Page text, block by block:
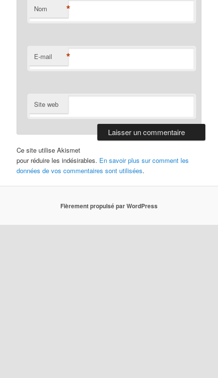
Nom *
E-mail *
Site web
Ce site utilise Akismet
pour réduire les indésirables. En savoir plus sur comment les
données de vos commentaires sont utilisées.
Fièrement propulsé par WordPress